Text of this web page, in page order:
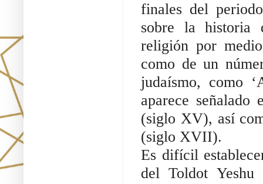
finales del
sobre la historia
religión por
como de un
judaísmo, como
aparece señalado
(siglo XV), así
(siglo XVII).
Es difícil
del Toldot Yeshu